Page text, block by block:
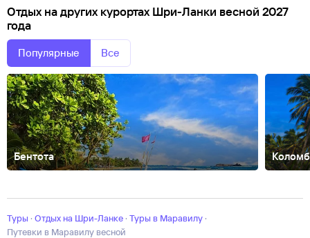
Отдых на других курортах Шри-Ланки весной 2027
года
Популярные Все
Бентота
Туры · Отдых на Шри-Ланке · Туры в Маравилу ·
Путевки в Маравилу весной